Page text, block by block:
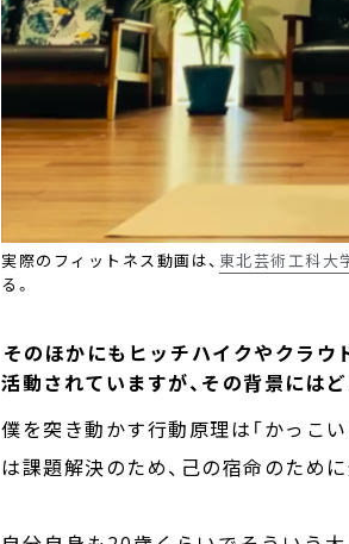
実際のフィットネス動画は、 東北芸術工科大
る。
――そのほかにもヒッチハイクやクラ
活動されていますが、その背景には
僕を突き動かす行動原理は「かっこ
は課題解決のため、己の宿命のため